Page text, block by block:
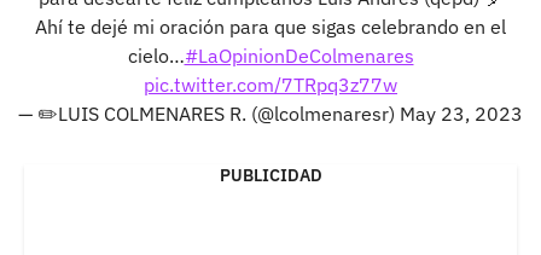
Ahí te dejé mi oración para que sigas celebrando en el
cielo…#LaOpinionDeColmenares
pic.twitter.com/7TRpq3z77w
— ✏️LUIS COLMENARES R. (@lcolmenaresr) May 23, 2023
PUBLICIDAD